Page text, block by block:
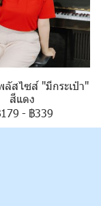
ลัสไซส์ "มีกระเป๋า"
สีแดง
- ฿339